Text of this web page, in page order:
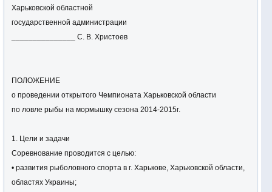
Харьковской областной
государственной администрации
_______________ С. В. Христоев
ПОЛОЖЕНИЕ
о проведении открытого Чемпионата Харьковской области
по ловле рыбы на мормышку сезона 2014-2015г.
1. Цели и задачи
Соревнование проводится с целью:
• развития рыболовного спорта в г. Харькове, Харьковской области,
областях Украины;